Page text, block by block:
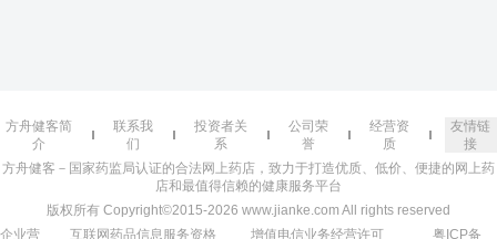
方舟健客简
介
联系我
们
投资者关
系
公司荣
誉
经营资
质
友情链
接
方舟健客－国家药监局认证的合法网上药店，致力于打造优质、低价、便捷的网上药
店和最值得信赖的健康服务平台
版权所有 Copyright©2015-2026 www.jianke.com All rights reserved
企业营
互联网药品信息服务资格 增值电信业务经营许可 粤ICP备